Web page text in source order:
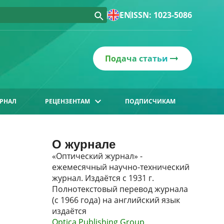
ENISSN: 1023-5086
Подача статьи
РЕЦЕНЗЕНТАМ ПОДПИСЧИКАМ
О журнале
«Оптический журнал» -
ежемесячный научно-технический
журнал. Издаётся с 1931 г.
Полнотекстовый перевод журнала
(с 1966 года) на английский язык
издаётся